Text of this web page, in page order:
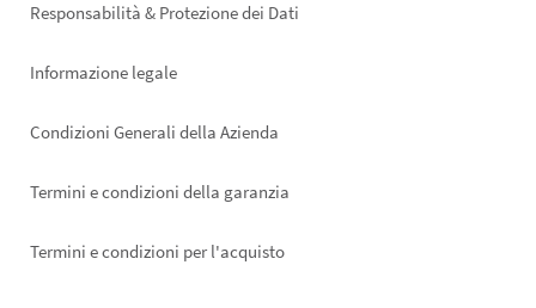
Responsabilità & Protezione dei Dati
Informazione legale
Condizioni Generali della Azienda
Termini e condizioni della garanzia
Termini e condizioni per l'acquisto